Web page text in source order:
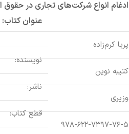
ادغام انواع شرکت‌های تجاری در حقوق
پریا کرم‌زاده
کتیبه نوین
وزیری
۹۷۸-۶۲۲-۷۳۹۷-۷۶-۵
عنوان کتاب:
نویسنده:
ناشر:
قطع کتاب: